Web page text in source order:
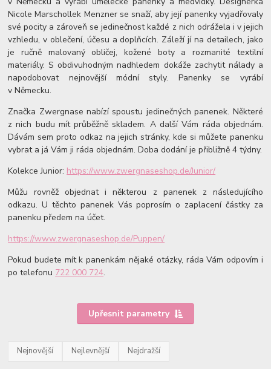
Nicole Marschollek Menzner se snaží, aby její panenky vyjadřovaly
své pocity a zároveň se jedinečnost každé z nich odrážela i v jejich
vzhledu, v oblečení, účesu a doplňcích. Záleží jí na detailech, jako
je ručně malovaný obličej, kožené boty a rozmanité textilní
materiály. S obdivuhodným nadhledem dokáže zachytit nálady a
napodobovat nejnovější módní styly. Panenky se vyrábí
v Německu.
Značka Zwergnase nabízí spoustu jedinečných panenek. Některé
z nich budu mít průběžně skladem. A další Vám ráda objednám.
Dávám sem proto odkaz na jejich stránky, kde si můžete panenku
vybrat a já Vám ji ráda objednám. Doba dodání je přibližně 4 týdny.
Kolekce Junior: https://www.zwergnaseshop.de/Junior/
Můžu rovněž objednat i některou z panenek z následujícího
odkazu. U těchto panenek Vás poprosím o zaplacení částky za
panenku předem na účet.
https://www.zwergnaseshop.de/Puppen/
Pokud budete mít k panenkám nějaké otázky, ráda Vám odpovím i
po telefonu 722 000 724.
Upřesnit parametry
Nejnovější Nejlevnější Nejdražší